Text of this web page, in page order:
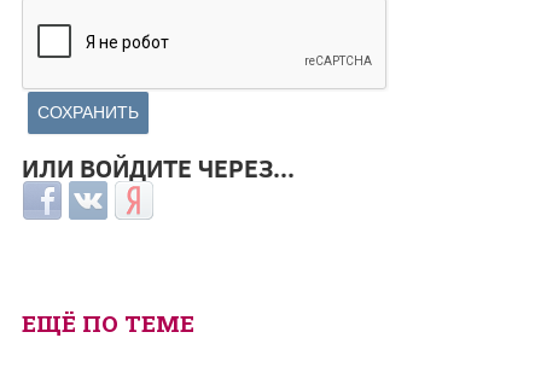
ИЛИ ВОЙДИТЕ ЧЕРЕЗ...
Login with Facebook
Login with ВКонтакте
Login with Яндекс
ЕЩЁ ПО ТЕМЕ